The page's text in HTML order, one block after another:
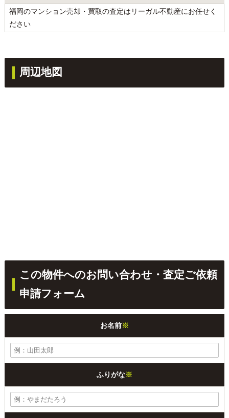
福岡のマンション売却・買取の査定はリーガル不動産にお任せく
ださい
周辺地図
この物件へのお問い合わせ・査定ご依頼
申請フォーム
お名前※
ふりがな※